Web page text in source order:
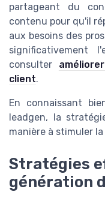
partageant du
contenu pour qu'il
aux besoins des
significativement
consulter
client.
En connaissant
leadgen, la
manière à stimuler
Stratégies
génération